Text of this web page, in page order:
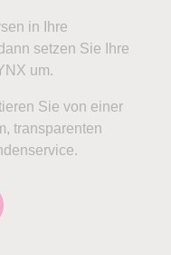
in Ihre
setzen Sie Ihre
um.
Sie von einer
transparenten